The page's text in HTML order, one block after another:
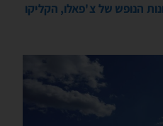
הנופש של צ'פאלו, הקליקו